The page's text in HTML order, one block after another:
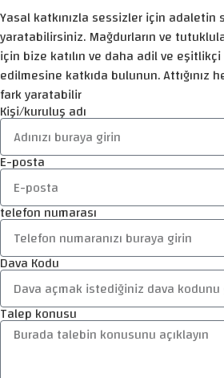
Yasal katkınızla sessizler için adaletin
yaratabilirsiniz. Mağdurların ve
için bize katılın ve daha adil ve
edilmesine katkıda bulunun. Attığınız
fark yaratabilir
Kişi/kuruluş adı
E-posta
telefon numarası
Dava Kodu
Talep konusu